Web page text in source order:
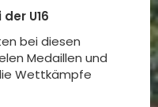
U16
bei diesen
Medaillen und
Wettkämpfe